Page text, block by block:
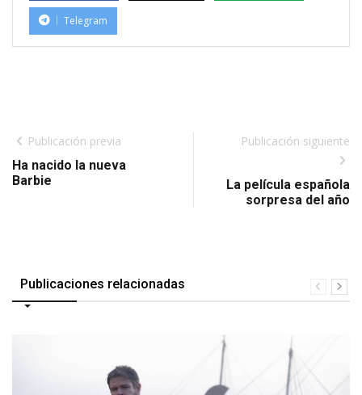
Telegram
Publicación previa
Ha nacido la nueva
Barbie
Publicación siguiente
La película española
sorpresa del año
Publicaciones relacionadas